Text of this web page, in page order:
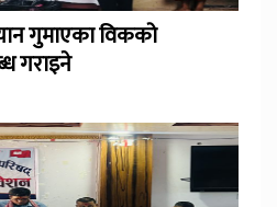
गुमाएका विकको
गराइने